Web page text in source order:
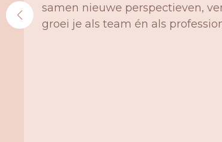
samen nieuwe perspectieven,
groei je als team én als